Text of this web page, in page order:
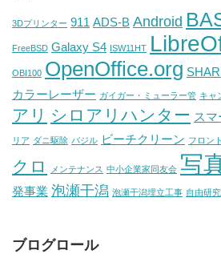
3Dプリンター 911 ADS-B Android
FreeBSD Galaxy S4 ISW11HT
OBI100 OpenOffice.org
カラーレーザー ガイガー・ミューラー管 キャ
アリ シロアリハンター スマ
リア ダニ駆除 バジル ビーチクリーン フロン
クロ
メンテナンス 中小企業家同友会 写
発事業 泡瀬干潟 泡瀬干潟埋立工事 自由研究
ブログロール